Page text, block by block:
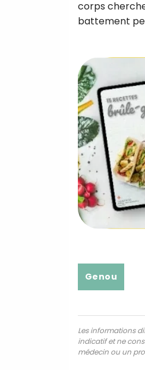
corps
battement
Genou
Les informations
indicatif et ne
médecin ou un